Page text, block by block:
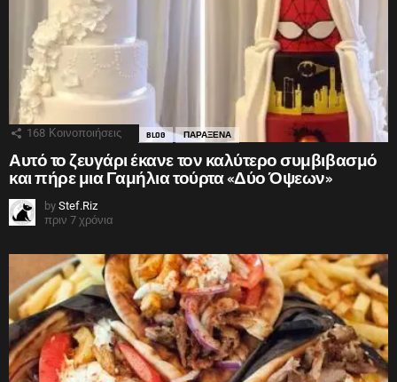
168 Κοινοποιήσεις BLOG ΠΑΡΑΞΕΝΑ
Αυτό το ζευγάρι έκανε τον καλύτερο συμβιβασμό
και πήρε μια Γαμήλια τούρτα «Δύο Όψεων»
by Stef.Riz
πριν 7 χρόνια